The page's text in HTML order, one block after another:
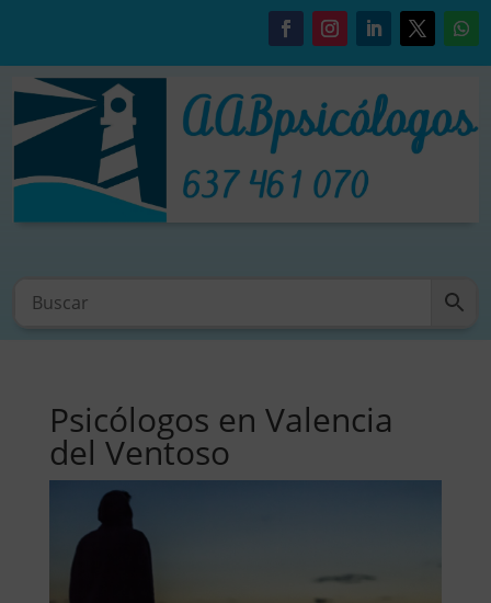
Psicólogos en Valencia
del Ventoso